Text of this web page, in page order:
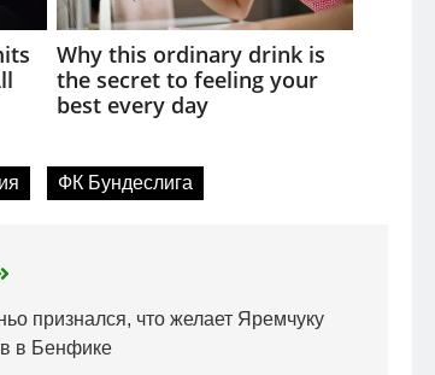
ФК Бундеслига
признался, что желает Яремчуку
в Бенфике